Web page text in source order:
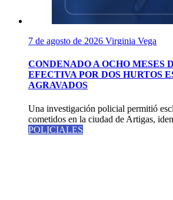
7 de agosto de 2026 Virginia Vega
CONDENADO A OCHO MESES
EFECTIVA POR DOS HURTOS
AGRAVADOS
Una investigación policial permitió
cometidos en la ciudad de Artigas,
POLICIALES